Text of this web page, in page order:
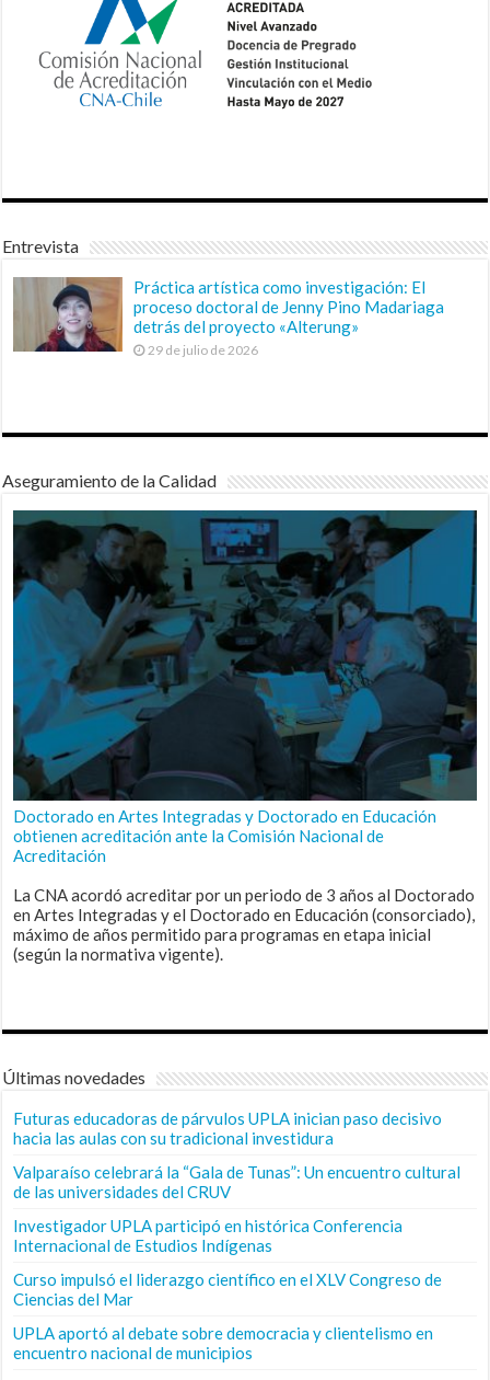
Entrevista
Práctica artística como investigación: El
proceso doctoral de Jenny Pino Madariaga
detrás del proyecto «Alterung»
29 de julio de 2026
Aseguramiento de la Calidad
Doctorado en Artes Integradas y Doctorado en Educación
obtienen acreditación ante la Comisión Nacional de
Acreditación
La CNA acordó acreditar por un periodo de 3 años al Doctorado
en Artes Integradas y el Doctorado en Educación (consorciado),
máximo de años permitido para programas en etapa inicial
(según la normativa vigente).
Últimas novedades
Futuras educadoras de párvulos UPLA inician paso decisivo
hacia las aulas con su tradicional investidura
Valparaíso celebrará la “Gala de Tunas”: Un encuentro cultural
de las universidades del CRUV
Investigador UPLA participó en histórica Conferencia
Internacional de Estudios Indígenas
Curso impulsó el liderazgo científico en el XLV Congreso de
Ciencias del Mar
UPLA aportó al debate sobre democracia y clientelismo en
encuentro nacional de municipios